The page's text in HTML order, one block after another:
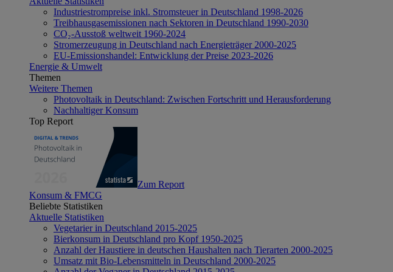
Industriestrompreise inkl. Stromsteuer in Deutschland 1998-2026
Treibhausgasemissionen nach Sektoren in Deutschland 1990-2030
CO₂-Ausstoß weltweit 1960-2024
Stromerzeugung in Deutschland nach Energieträger 2000-2025
EU-Emissionshandel: Entwicklung der Preise 2023-2026
Energie & Umwelt
Themen
Weitere Themen
Photovoltaik in Deutschland: Zwischen Fortschritt und Herausforderung
Nachhaltiger Konsum
Top Report
Zum Report
Konsum & FMCG
Beliebte Statistiken
Aktuelle Statistiken
Vegetarier in Deutschland 2015-2025
Bierkonsum in Deutschland pro Kopf 1950-2025
Anzahl der Haustiere in deutschen Haushalten nach Tierarten 2000-2025
Umsatz mit Bio-Lebensmitteln in Deutschland 2000-2025